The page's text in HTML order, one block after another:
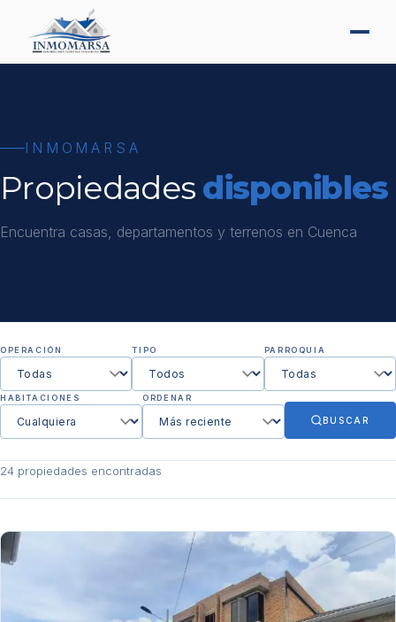
INMOMARSA
Propiedades disponibles
Encuentra casas, departamentos y terrenos en Cuenca
OPERACIÓN TIPO PARROQUIA
HABITACIONES ORDENAR
BUSCAR
24 propiedades encontradas